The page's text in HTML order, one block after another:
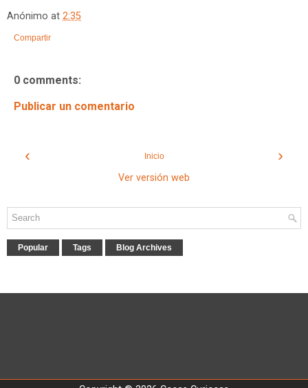
Anónimo at 2:35
Compartir
0 comments:
Publicar un comentario
‹ ›
Inicio
Ver versión web
Popular Tags Blog Archives